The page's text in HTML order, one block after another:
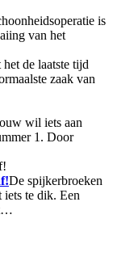
is
van het
de laatste tijd
zaak van
wil iets aan
1. Door
De spijkerbroeken
te dik. Een